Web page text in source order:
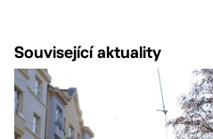
Související aktuality